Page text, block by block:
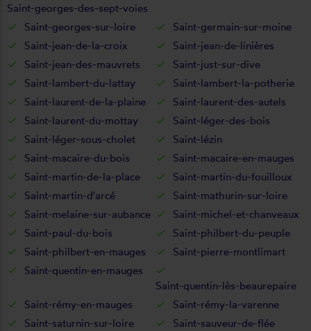
Saint-georges-des-sept-voies
Saint-georges-sur-loire
Saint-germain-sur-moine
Saint-jean-de-la-croix
Saint-jean-de-linières
Saint-jean-des-mauvrets
Saint-just-sur-dive
Saint-lambert-du-lattay
Saint-lambert-la-potherie
Saint-laurent-de-la-plaine
Saint-laurent-des-autels
Saint-laurent-du-mottay
Saint-léger-des-bois
Saint-léger-sous-cholet
Saint-lézin
Saint-macaire-du-bois
Saint-macaire-en-mauges
Saint-martin-de-la-place
Saint-martin-du-fouilloux
Saint-martin-d'arcé
Saint-mathurin-sur-loire
Saint-melaine-sur-aubance
Saint-michel-et-chanveaux
Saint-paul-du-bois
Saint-philbert-du-peuple
Saint-philbert-en-mauges
Saint-pierre-montlimart
Saint-quentin-en-mauges
Saint-quentin-lès-beaurepaire
Saint-rémy-en-mauges
Saint-rémy-la-varenne
Saint-saturnin-sur-loire
Saint-sauveur-de-flée